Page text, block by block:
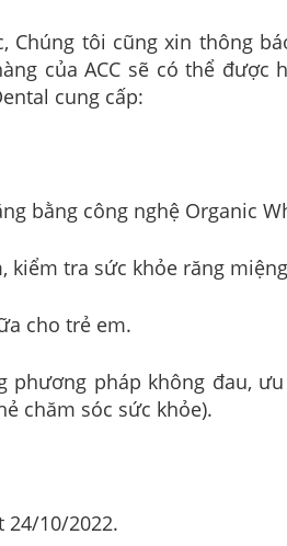
Chúng tôi cũng xin thông
của ACC sẽ có thể
cung cấp:
bằng công nghệ Organic
kiểm tra sức khỏe răng
cho trẻ em.
phương pháp không đau,
chăm sóc sức khỏe).
24/10/2022.